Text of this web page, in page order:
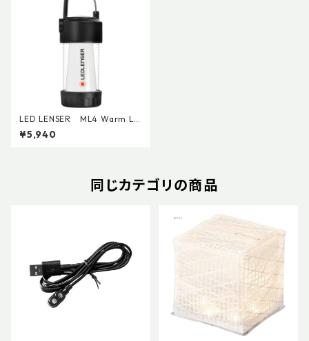
LED LENSER ML4 Warm Li
ght
¥5,940
同じカテゴリの商品